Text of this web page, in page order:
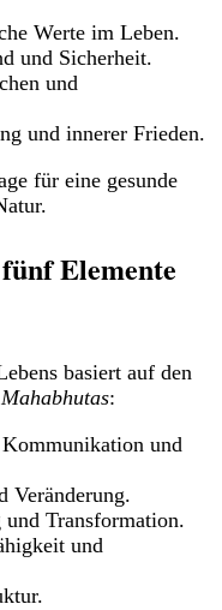
Werte im Leben.
und Sicherheit.
und
und innerer Frieden.
für eine gesunde
Elemente
basiert auf den
:
und
Veränderung.
Transformation.
und